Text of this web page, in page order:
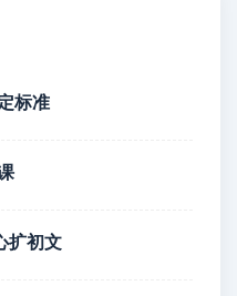
标准
扩初文